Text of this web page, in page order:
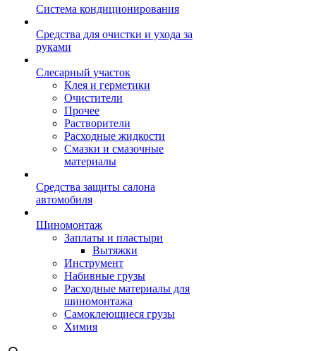
Система кондиционирования
Средства для очистки и ухода за
руками
Слесарный участок
Клея и герметики
Очистители
Прочее
Растворители
Расходные жидкости
Смазки и смазочные
материалы
Средства защиты салона
автомобиля
Шиномонтаж
Заплаты и пластыри
Вытяжки
Инструмент
Набивные грузы
Расходные материалы для
шиномонтажа
Самоклеющиеся грузы
Химия